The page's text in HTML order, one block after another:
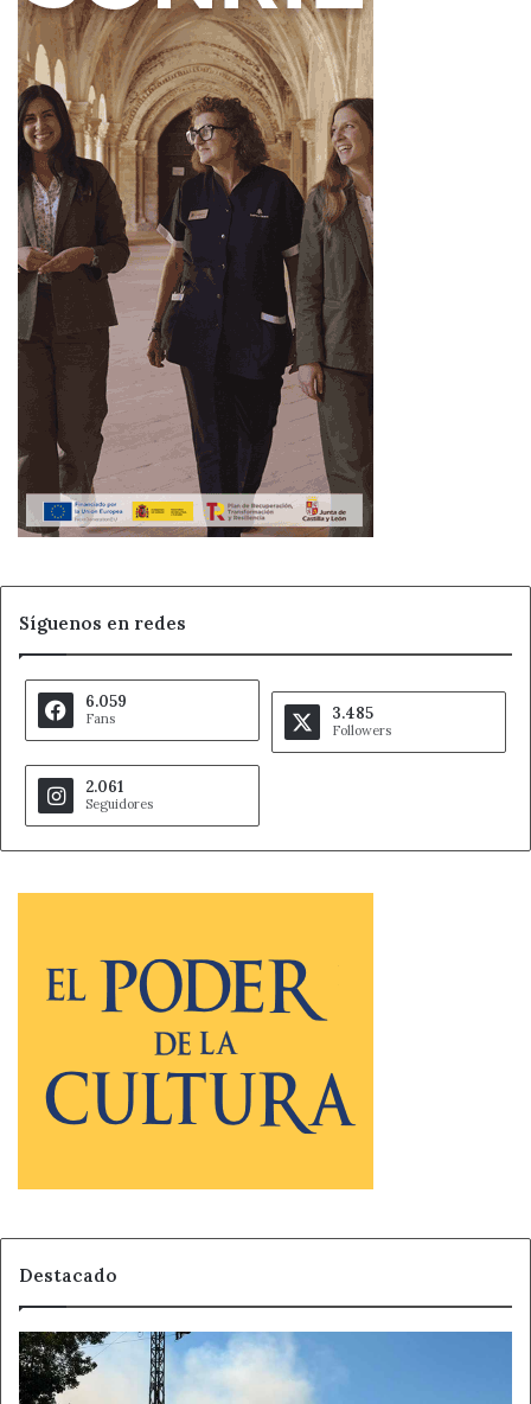
Acceso a la web:http://www.riverview.es/dipuleon/#/
Ahora León Diputación de León
Noticias de León Pesca
Síguenos en redes
6.059
Fans 3.485
Followers
2.061
Seguidores
Destacado
La
Junta
activa